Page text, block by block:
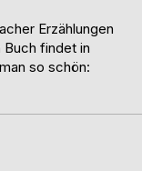
Erzählungen
findet in
so schön: